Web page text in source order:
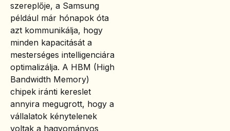
szereplője, a Samsung
például már hónapok óta
azt kommunikálja, hogy
minden kapacitását a
mesterséges intelligenciára
optimalizálja. A HBM (High
Bandwidth Memory)
chipek iránti kereslet
annyira megugrott, hogy a
vállalatok kénytelenek
voltak a hagyományos